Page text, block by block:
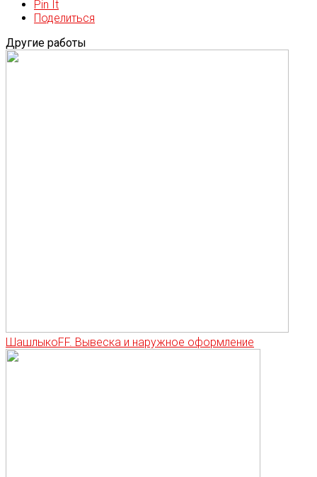
Pin It
Поделиться
Другие работы
ШашлыкоFF. Вывеска и наружное оформление